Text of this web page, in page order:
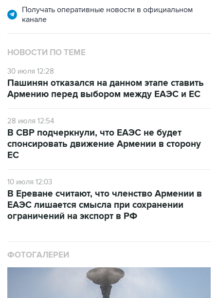
Получать оперативные новости в официальном
канале
НОВОСТИ ПО ТЕМЕ
30 июля 12:28
Пашинян отказался на данном этапе ставить
Армению перед выбором между ЕАЭС и ЕС
28 июля 12:54
В СВР подчеркнули, что ЕАЭС не будет
спонсировать движение Армении в сторону
ЕС
10 июля 12:03
В Ереване считают, что членство Армении в
ЕАЭС лишается смысла при сохранении
ограничений на экспорт в РФ
ФОТОГАЛЕРЕИ